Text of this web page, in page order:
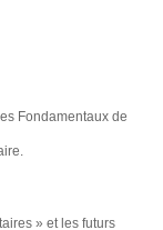
Fondamentaux de
» et les futurs